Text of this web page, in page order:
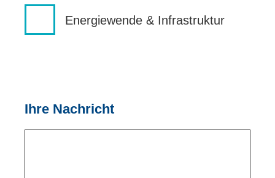
Energiewende & Infrastruktur
Ihre Nachricht